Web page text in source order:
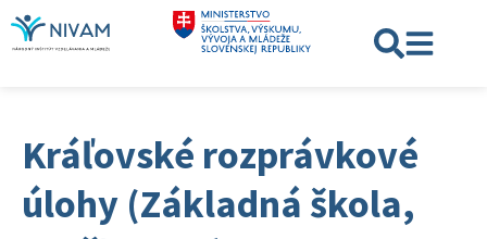
Kráľovské rozprávkové
úlohy (Základná škola,